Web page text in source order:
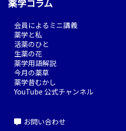
薬学コラム
会員によるミニ講義
薬学と私
活薬のひと
生薬の花
薬学用語解説
今月の薬草
薬学昔むかし
YouTube 公式チャンネル
お問い合わせ